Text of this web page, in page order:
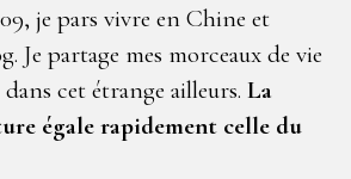
je pars vivre en Chine et
Je partage mes morceaux de vie
cet étrange ailleurs. La
égale rapidement celle du